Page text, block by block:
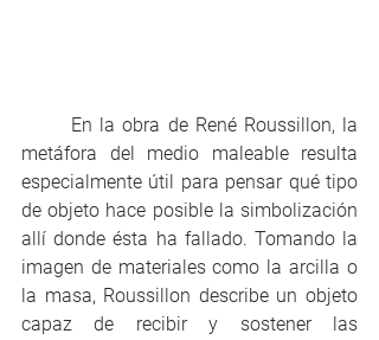
metáfora del medio maleable resulta
especialmente útil para pensar qué tipo
de objeto hace posible la simbolización
allí donde ésta ha fallado. Tomando la
imagen de materiales como la arcilla o
la masa, Roussillon describe un objeto
capaz de recibir y sostener las